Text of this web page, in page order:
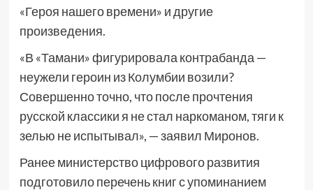
«Героя нашего времени» и другие
произведения.
«В «Тамани» фигурировала контрабанда —
неужели героин из Колумбии возили?
Совершенно точно, что после прочтения
русской классики я не стал наркоманом, тяги к
зелью не испытывал», — заявил Миронов.
Ранее министерство цифрового развития
подготовило перечень книг с упоминанием